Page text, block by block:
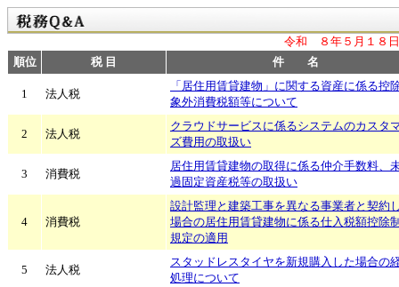
令和 ８年５月１８
順位
税 目 件 名
1 法人税
「居住用賃貸建物」に関する資産に係る控
象外消費税額等について
2 法人税
クラウドサービスに係るシステムのカスタ
ズ費用の取扱い
3 消費税
居住用賃貸建物の取得に係る仲介手数料、
過固定資産税等の取扱い
4 消費税
設計監理と建築工事を異なる事業者と契約
場合の居住用賃貸建物に係る仕入税額控除
規定の適用
5 法人税
スタッドレスタイヤを新規購入した場合の
処理について